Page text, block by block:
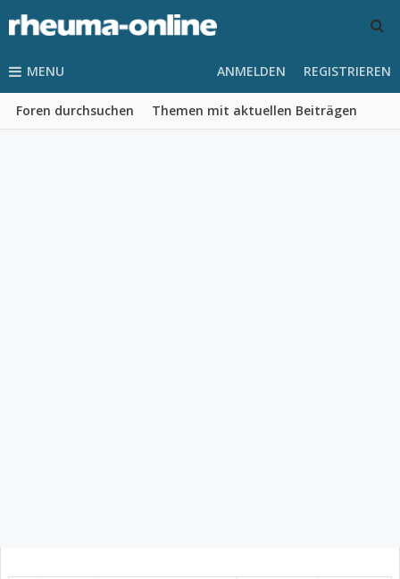
MENU
Foren durchsuchen Themen mit aktuellen Beiträgen
ANMELDEN REGISTRIEREN